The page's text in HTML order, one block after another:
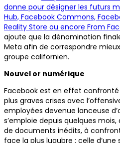
donne pour désigner les futurs
Hub, Facebook Commons,
Reality Store ou encore From
ajoute que la dénomination
Meta afin de correspondre
groupe californien.
Nouvel or numérique
Facebook est en effet
plus graves crises avec
employées devenue lanceuse
s’emploie depuis quelques
de documents inédits, à
face la plus lugubre : celle